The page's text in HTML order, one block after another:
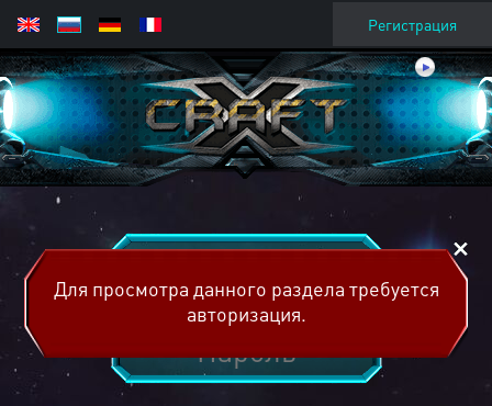
Регистрация
Для просмотра данного раздела требуется
авторизация.